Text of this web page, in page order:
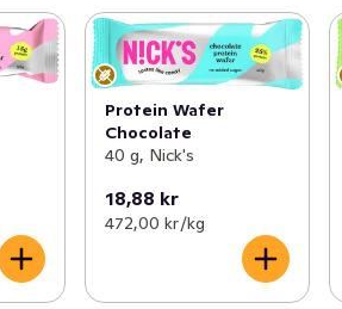
Protein Wafer
Chocolate
40 g, Nick's
18,88 kr
472,00 kr /kg